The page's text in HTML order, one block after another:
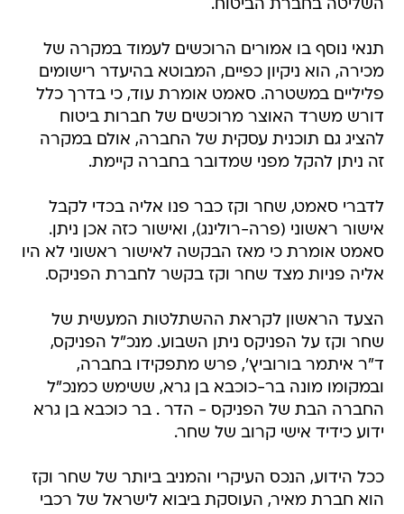
השליטה בחברת הביטוח.
תנאי נוסף בו אמורים הרוכשים לעמוד במקרה של
מכירה, הוא ניקיון כפיים, המבוטא בהיעדר רישומים
פליליים במשטרה. סאמט אומרת עוד, כי בדרך כלל
דורש משרד האוצר מרוכשים של חברות ביטוח
להציג גם תוכנית עסקית של החברה, אולם במקרה
זה ניתן להקל מפני שמדובר בחברה קיימת.
לדברי סאמט, שחר וקז כבר פנו אליה בכדי לקבל
אישור ראשוני (פרה-רולינג), ואישור כזה אכן ניתן.
סאמט אומרת כי מאז הבקשה לאישור ראשוני לא היו
אליה פניות מצד שחר וקז בקשר לחברת הפניקס.
הצעד הראשון לקראת ההשתלטות המעשית של
שחר וקז על הפניקס ניתן השבוע. מנכ"ל הפניקס,
ד"ר איתמר בורוביץ', פרש מתפקידו בחברה,
ובמקומו מונה בר-כוכבא בן גרא, ששימש כמנכ"ל
החברה הבת של הפניקס - הדר . בר כוכבא בן גרא
ידוע כידיד אישי קרוב של שחר.
ככל הידוע, הנכס העיקרי והמניב ביותר של שחר וקז
הוא חברת מאיר, העוסקת ביבוא לישראל של רכבי